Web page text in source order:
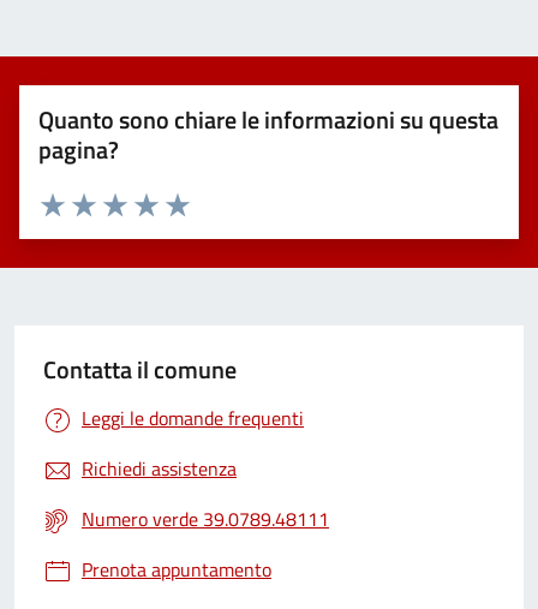
Quanto sono chiare le informazioni su questa
pagina?
Valuta 5 stelle su 5
Valuta 4 stelle su 5
Valuta 3 stelle su 5
Valuta 2 stelle su 5
Valuta 1 stelle su 5
Contatta il comune
Leggi le domande frequenti
Richiedi assistenza
Numero verde 39.0789.48111
Prenota appuntamento